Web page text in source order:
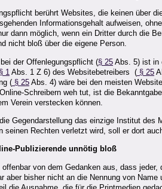
berührt Websites, die keinen über
Informationsgehalt aufweisen,
dann möglich, wenn ein Dritter durch die
nicht bloß über die eigene Person.
der Offenlegungspflicht (§ 25 Abs. 5) ist in
§ 1 Abs. 1 Z 6) des Websitebetreibers ( § 25
( § 25 Abs. 4) wäre bei den meisten
Schreibern weh tut, ist die
Verein verstecken können.
Gegendarstellung das einzige Institut des
seinen Rechten verletzt wird, soll er dort
Publizierende unnötig bloß
offenbar von dem Gedanken aus, dass
aber bisher nicht an die Nennung von